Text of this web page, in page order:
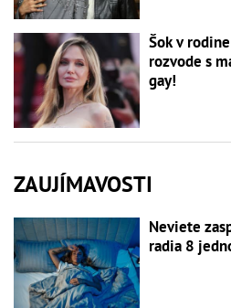
Šok v
rozvode s
gay!
ZAUJÍMAVOSTI
Neviete
radia 8